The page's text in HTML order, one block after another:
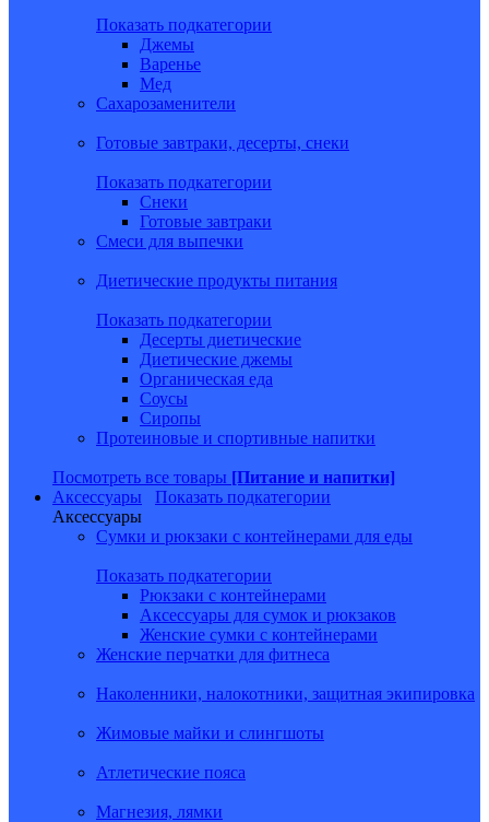
Показать подкатегории
Джемы
Варенье
Мед
Сахарозаменители
Готовые завтраки, десерты, снеки
Показать подкатегории
Снеки
Готовые завтраки
Смеси для выпечки
Диетические продукты питания
Показать подкатегории
Десерты диетические
Диетические джемы
Органическая еда
Соусы
Сиропы
Протеиновые и спортивные напитки
Посмотреть все товары [Питание и напитки]
Аксессуары
Показать подкатегории
Аксессуары
Сумки и рюкзаки с контейнерами для еды
Показать подкатегории
Рюкзаки с контейнерами
Аксессуары для сумок и рюкзаков
Женские сумки с контейнерами
Женские перчатки для фитнеса
Наколенники, налокотники, защитная экипировка
Жимовые майки и слингшоты
Атлетические пояса
Магнезия, лямки